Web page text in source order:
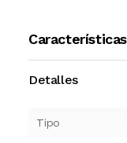
Detalles
Tipo